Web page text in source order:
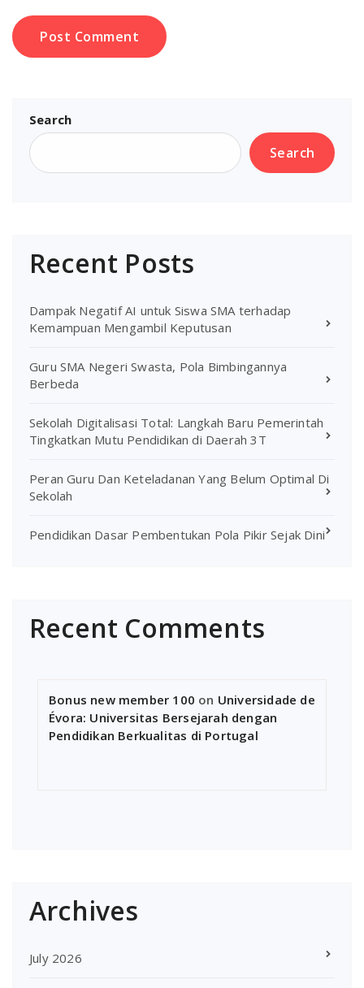
Search
Search
Recent Posts
Dampak Negatif AI untuk Siswa SMA terhadap
Kemampuan Mengambil Keputusan
Guru SMA Negeri Swasta, Pola Bimbingannya
Berbeda
Sekolah Digitalisasi Total: Langkah Baru Pemerintah
Tingkatkan Mutu Pendidikan di Daerah 3T
Peran Guru Dan Keteladanan Yang Belum Optimal Di
Sekolah
Pendidikan Dasar Pembentukan Pola Pikir Sejak Dini
Recent Comments
Bonus new member 100 on Universidade de
Évora: Universitas Bersejarah dengan
Pendidikan Berkualitas di Portugal
Archives
July 2026